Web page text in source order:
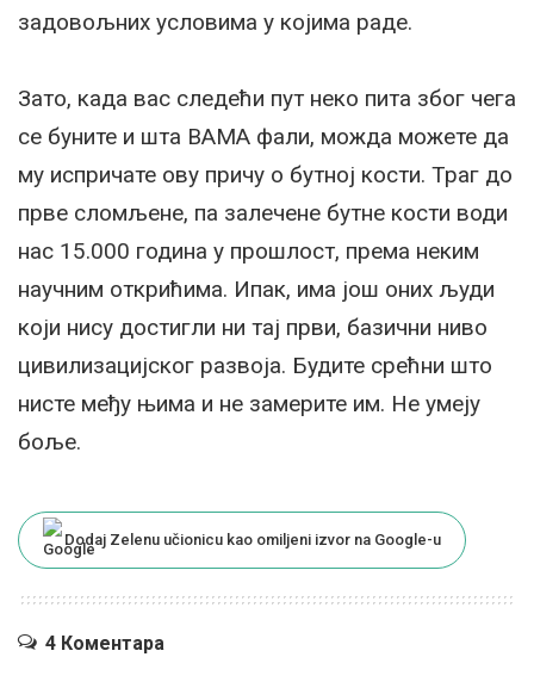
задовољних условима у којима раде.
Зато, када вас следећи пут неко пита због чега
се буните и шта ВАМА фали, можда можете да
му испричате ову причу о бутној кости. Траг до
прве сломљене, па залечене бутне кости води
нас 15.000 година у прошлост, према неким
научним открићима. Ипак, има још оних људи
који нису достигли ни тај први, базични ниво
цивилизацијског развоја. Будите срећни што
нисте међу њима и не замерите им. Не умеју
боље.
Dodaj Zelenu učionicu kao omiljeni izvor na Google-u
4 Коментара